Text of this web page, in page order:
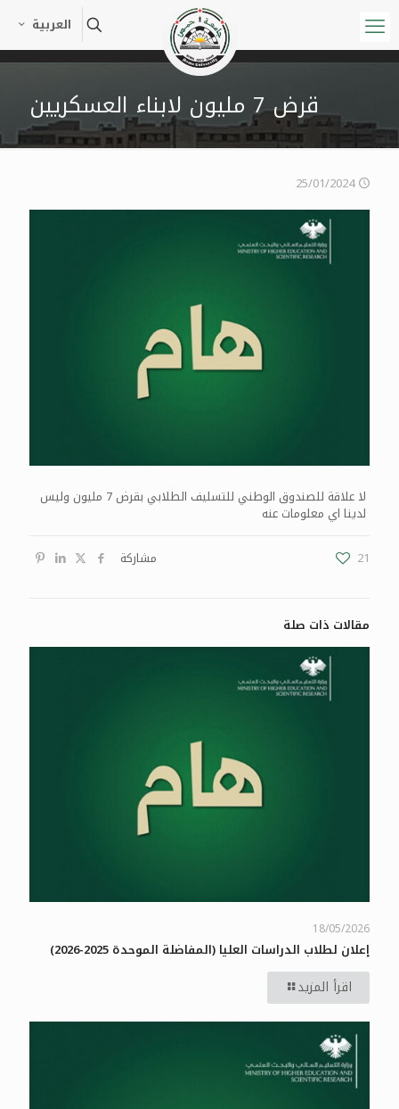
العربية
قرض 7 مليون لابناء العسكريين
25/01/2024
لا علاقة للصندوق الوطني للتسليف الطلابي بقرض 7 مليون وليس
لدينا اي معلومات عنه
مشاركة
21
مقالات ذات صلة
18/05/2026
إعلان لطلاب الدراسات العليا (المفاضلة الموحدة 2025-2026)
اقرأ المزيد